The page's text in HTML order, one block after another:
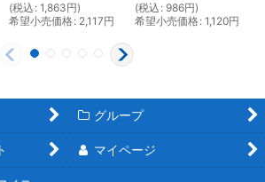
(税込 : 1,863円)
希望小売価格: 2,117円
(税込 : 986円)
希望小売価格: 1,120円
グループ
マイページ